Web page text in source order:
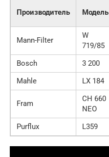
Производитель Модель
Mann-Filter
W
719/85
Bosch 3 200
Mahle
LX 184
Fram
CH 660
NEO
Purflux L359